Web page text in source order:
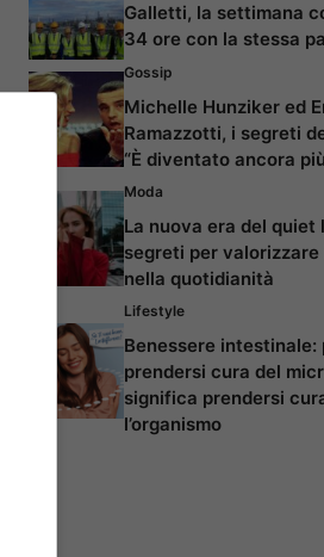
Galletti, la settimana
34 ore con la stessa
Gossip
Michelle Hunziker ed
Ramazzotti, i segreti
“È diventato ancora
Moda
La nuova era del quiet
segreti per
nella quotidianità
Lifestyle
Benessere intestinale:
prendersi cura del
significa prendersi
l’organismo